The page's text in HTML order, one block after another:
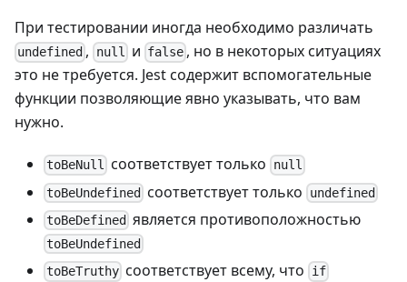
При тестировании иногда необходимо различать
undefined , null и false , но в некоторых ситуациях
это не требуется. Jest содержит вспомогательные
функции позволяющие явно указывать, что вам
нужно.
toBeNull соответствует только null
toBeUndefined соответствует только undefined
toBeDefined является противоположностью
toBeUndefined
toBeTruthy соответствует всему, что if